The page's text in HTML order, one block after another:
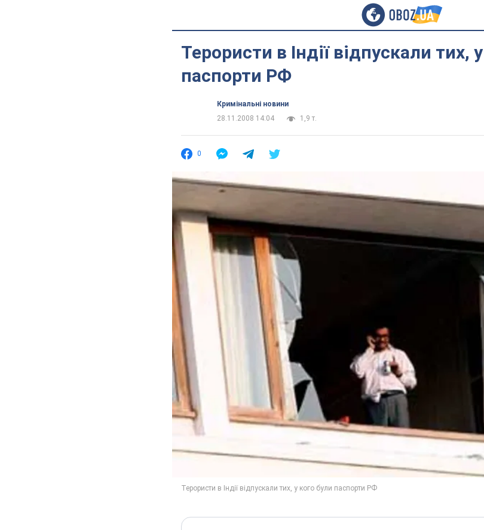
Терористи в Індії відпускали тих,
паспорти РФ
Кримінальні новини
28.11.2008 14:04
1,9 т.
0